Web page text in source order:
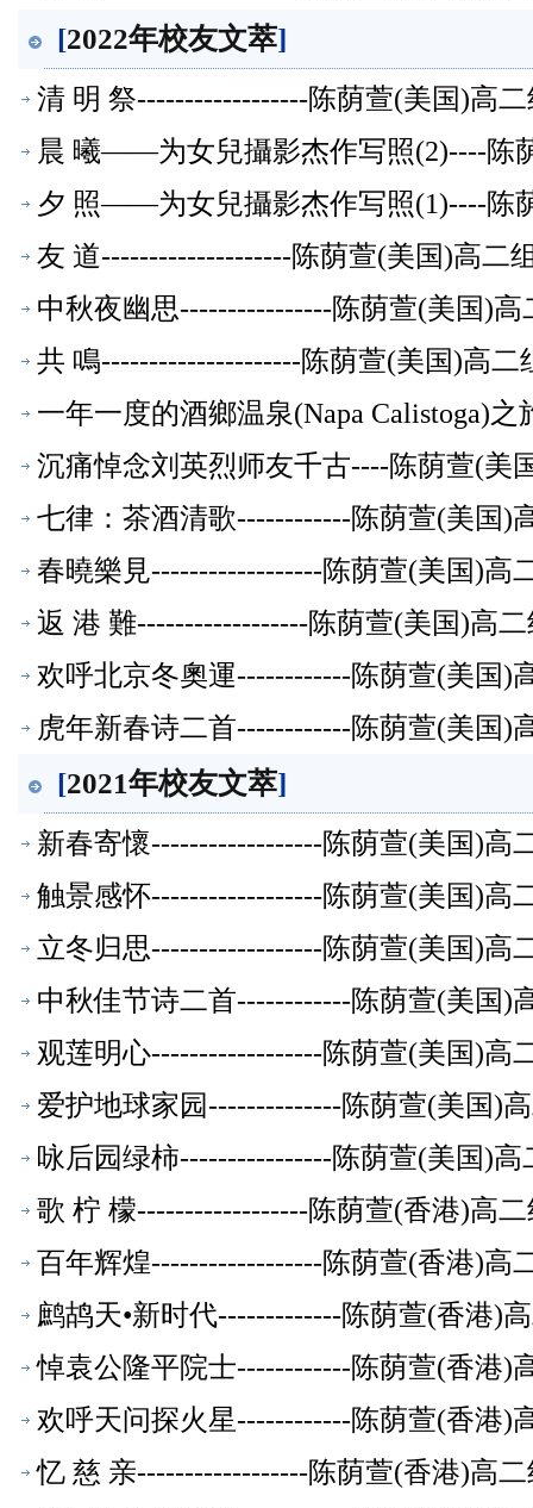
[2022年校友文萃]
清 明 祭------------------陈荫萱(美国)高
晨 曦——为女兒攝影杰作写照(2)----陈
夕 照——为女兒攝影杰作写照(1)----陈
友 道--------------------陈荫萱(美国)高二
中秋夜幽思----------------陈荫萱(美国)高
共 鳴---------------------陈荫萱(美国)高二
一年一度的酒鄉温泉(Napa Calistoga)
沉痛悼念刘英烈师友千古----陈荫萱(美
七律：茶酒清歌------------陈荫萱(美国)
春曉樂見------------------陈荫萱(美国)高
返 港 難------------------陈荫萱(美国)高
欢呼北京冬奧運------------陈荫萱(美国)
虎年新春诗二首------------陈荫萱(美国)
[2021年校友文萃]
新春寄懷------------------陈荫萱(美国)高
触景感怀------------------陈荫萱(美国)高
立冬归思------------------陈荫萱(美国)高
中秋佳节诗二首------------陈荫萱(美国)
观莲明心------------------陈荫萱(美国)高
爱护地球家园--------------陈荫萱(美国)
咏后园绿柿----------------陈荫萱(美国)高
歌 柠 檬------------------陈荫萱(香港)高
百年辉煌------------------陈荫萱(香港)高
鹧鸪天•新时代-------------陈荫萱(香港)
悼袁公隆平院士------------陈荫萱(香港)
欢呼天问探火星------------陈荫萱(香港)
忆 慈 亲------------------陈荫萱(香港)高